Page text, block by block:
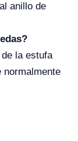
anillo de
la estufa
normalmente